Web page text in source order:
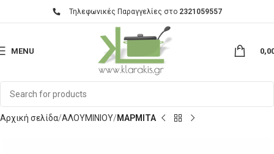
Τηλεφωνικές Παραγγελίες στο 2321059557
MENU
Αρχική σελίδα ΑΛΟΥΜΙΝΙΟΥ ΜΑΡΜΙΤΑ